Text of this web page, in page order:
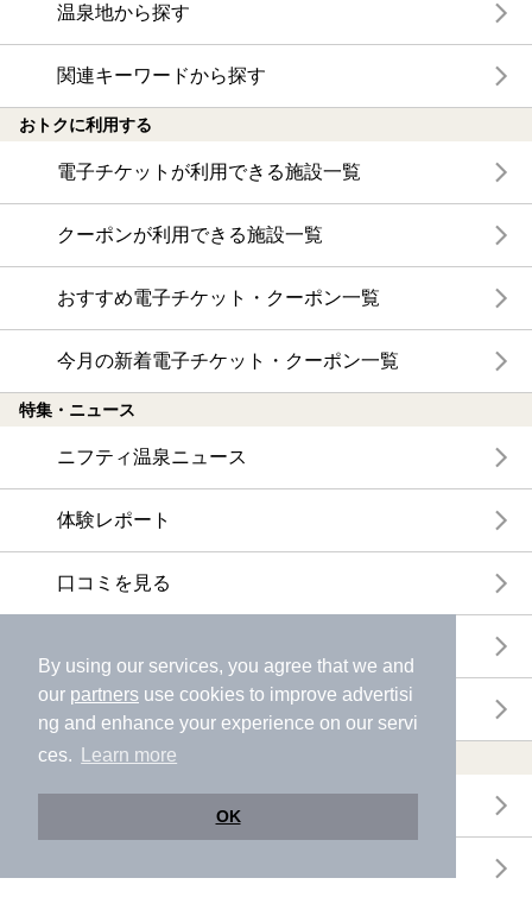
By using our services, you agree that we and
our partners use cookies to improve advertisi
ng and enhance your experience on our servi
ces.
Learn more
OK
温泉地から探す
関連キーワードから探す
おトクに利用する
電子チケットが利用できる施設一覧
クーポンが利用できる施設一覧
おすすめ電子チケット・クーポン一覧
今月の新着電子チケット・クーポン一覧
特集・ニュース
ニフティ温泉ニュース
体験レポート
口コミを見る
ニフティ温泉からのお知らせ
温浴施設ランキング